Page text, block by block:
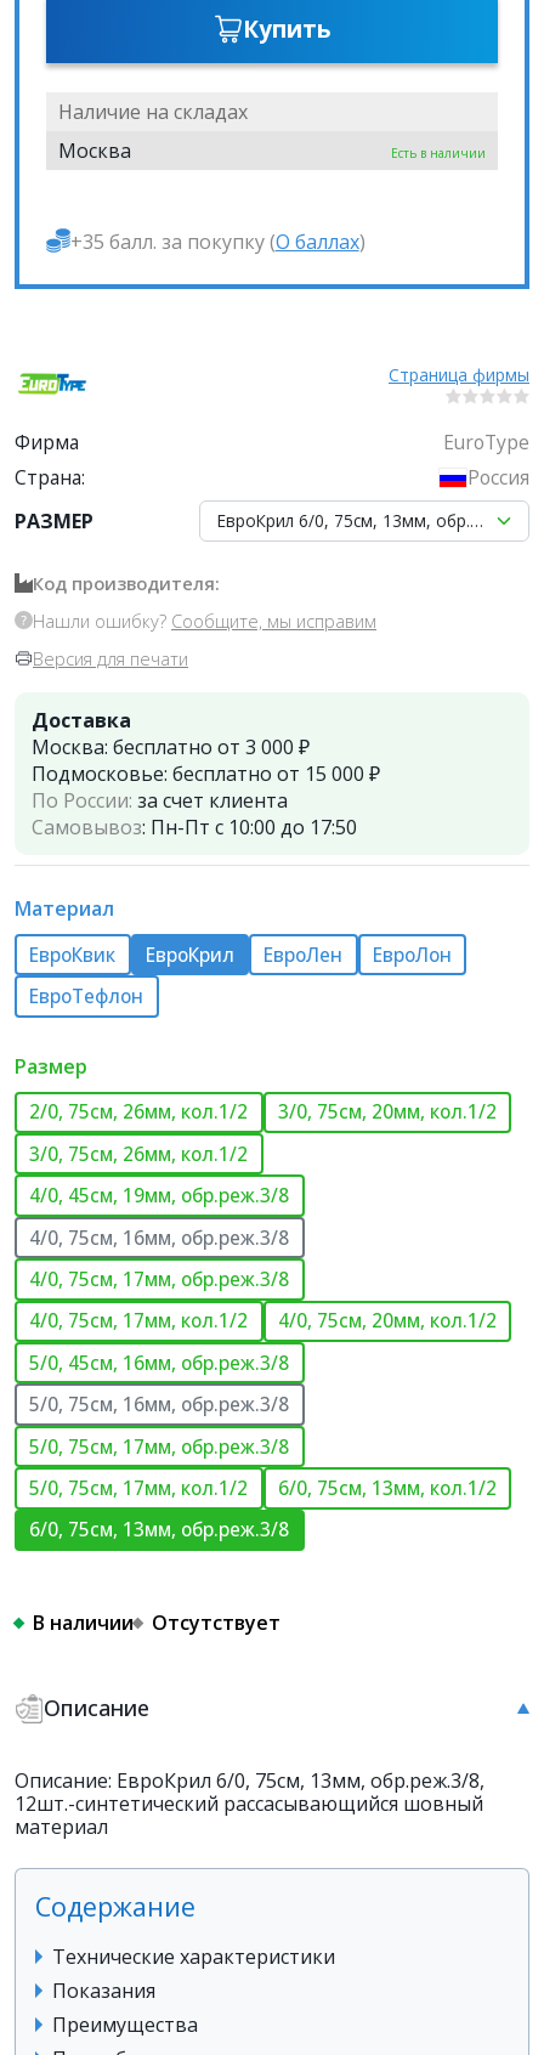
Купить
Наличие на складах
Москва
Есть в наличии
+35 балл. за покупку (О баллах)
Страница фирмы
Фирма
EuroType
Страна:
Россия
РАЗМЕР
ЕвроКрил 6/0, 75см, 13мм, обр.реж.3/
Код производителя:
Нашли ошибку? Сообщите, мы исправим
Версия для печати
Доставка
Москва: бесплатно от 3 000 ₽
Подмосковье: бесплатно от 15 000 ₽
По России: за счет клиента
Самовывоз: Пн-Пт с 10:00 до 17:50
Материал
ЕвроКвик ЕвроКрил ЕвроЛен
ЕвроЛон
ЕвроТефлон
Размер
2/0, 75см, 26мм, кол.1/2
3/0, 75см, 20мм, кол.1/2
3/0, 75см, 26мм, кол.1/2
4/0, 45см, 19мм, обр.реж.3/8
4/0, 75см, 16мм, обр.реж.3/8
4/0, 75см, 17мм, обр.реж.3/8
4/0, 75см, 17мм, кол.1/2
4/0, 75см, 20мм, кол.1/2
5/0, 45см, 16мм, обр.реж.3/8
5/0, 75см, 16мм, обр.реж.3/8
5/0, 75см, 17мм, обр.реж.3/8
5/0, 75см, 17мм, кол.1/2
6/0, 75см, 13мм, кол.1/2
6/0, 75см, 13мм, обр.реж.3/8
В наличии Отсутствует
Описание
Описание: ЕвроКрил 6/0, 75см, 13мм, обр.реж.3/8,
12шт.-синтетический рассасывающийся шовный
материал
Содержание
Технические характеристики
Показания
Преимущества